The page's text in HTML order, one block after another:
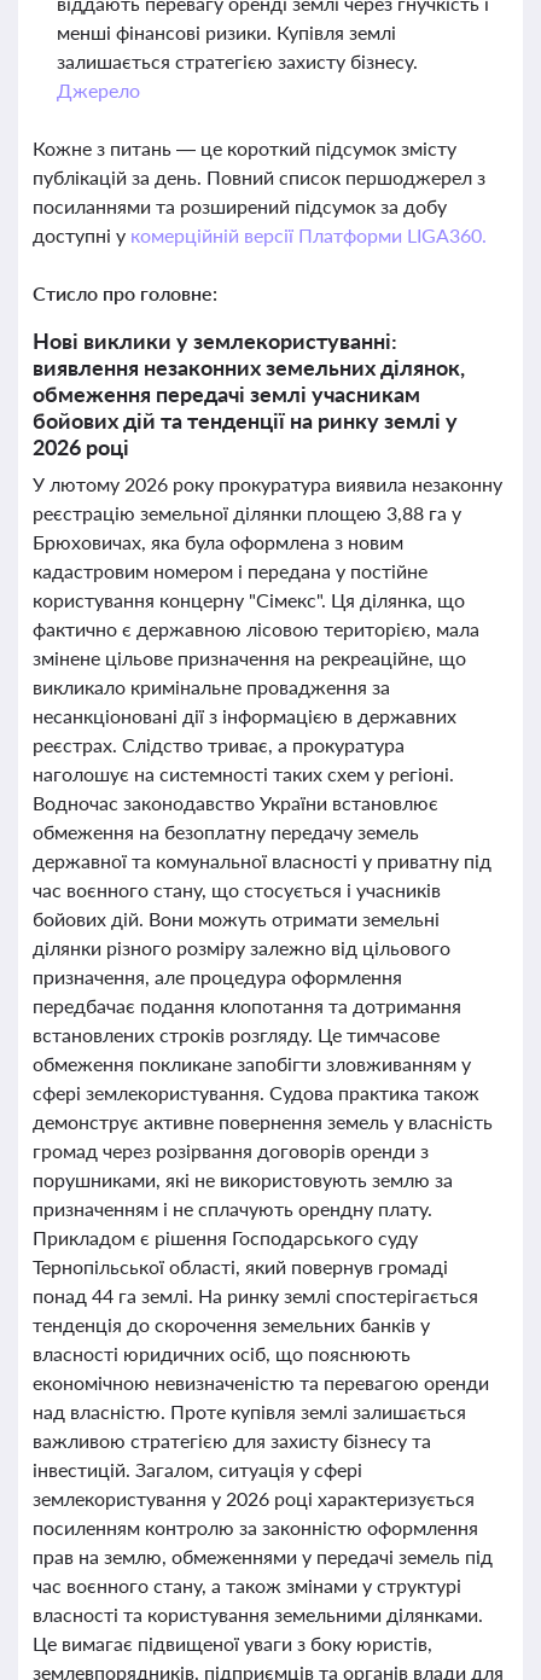
менші фінансові ризики. Купівля землі
залишається стратегією захисту бізнесу.
Джерело
Кожне з питань — це короткий підсумок змісту
публікацій за день. Повний список першоджерел з
посиланнями та розширений підсумок за добу
доступні у комерційній версії Платформи LIGA360.
Стисло про головне:
Нові виклики у землекористуванні:
виявлення незаконних земельних ділянок,
обмеження передачі землі учасникам
бойових дій та тенденції на ринку землі у
2026 році
У лютому 2026 року прокуратура виявила незаконну
реєстрацію земельної ділянки площею 3,88 га у
Брюховичах, яка була оформлена з новим
кадастровим номером і передана у постійне
користування концерну "Сімекс". Ця ділянка, що
фактично є державною лісовою територією, мала
змінене цільове призначення на рекреаційне, що
викликало кримінальне провадження за
несанкціоновані дії з інформацією в державних
реєстрах. Слідство триває, а прокуратура
наголошує на системності таких схем у регіоні.
Водночас законодавство України встановлює
обмеження на безоплатну передачу земель
державної та комунальної власності у приватну під
час воєнного стану, що стосується і учасників
бойових дій. Вони можуть отримати земельні
ділянки різного розміру залежно від цільового
призначення, але процедура оформлення
передбачає подання клопотання та дотримання
встановлених строків розгляду. Це тимчасове
обмеження покликане запобігти зловживанням у
сфері землекористування. Судова практика також
демонструє активне повернення земель у власність
громад через розірвання договорів оренди з
порушниками, які не використовують землю за
призначенням і не сплачують орендну плату.
Прикладом є рішення Господарського суду
Тернопільської області, який повернув громаді
понад 44 га землі. На ринку землі спостерігається
тенденція до скорочення земельних банків у
власності юридичних осіб, що пояснюють
економічною невизначеністю та перевагою оренди
над власністю. Проте купівля землі залишається
важливою стратегією для захисту бізнесу та
інвестицій. Загалом, ситуація у сфері
землекористування у 2026 році характеризується
посиленням контролю за законністю оформлення
прав на землю, обмеженнями у передачі земель під
час воєнного стану, а також змінами у структурі
власності та користування земельними ділянками.
Це вимагає підвищеної уваги з боку юристів,
землевпорядників, підприємців та органів влади для